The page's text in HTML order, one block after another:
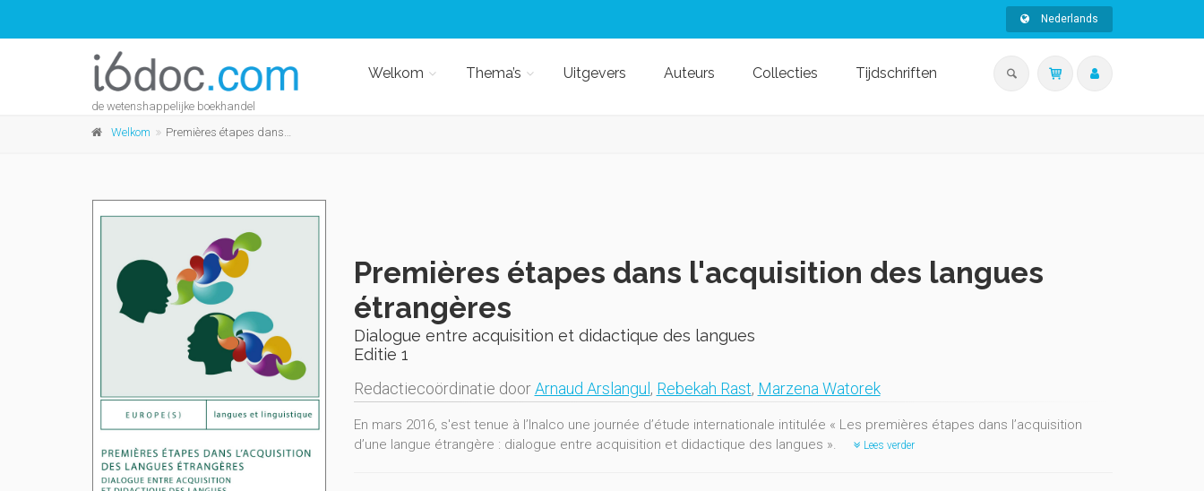
Nederlands
de wetenshappelijke boekhandel
Welkom Thema’s Uitgevers Auteurs Collecties Tijdschriften
Welkom Premières étapes dans l'acquisition des langues étrangères
Premières étapes dans l'acquisition des langues
étrangères
Dialogue entre acquisition et didactique des langues
Editie 1
Redactiecoördinatie doorArnaud Arslangul , Rebekah Rast, Marzena Watorek
En mars 2016, s'est tenue à l’Inalco une journée d’étude internationale intitulée « Les premières étapes dans l’acquisition
d’une langue étrangère : dialogue entre acquisition et didactique des langues ».
Lees verder